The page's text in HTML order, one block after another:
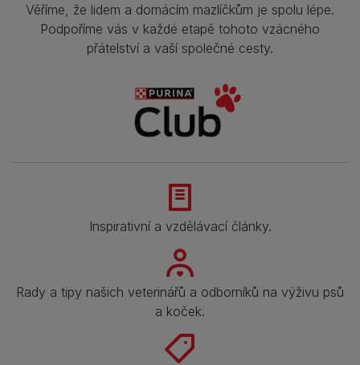
Věříme, že lidem a domácím mazlíčkům je spolu lépe.
Podpoříme vás v každé etapě tohoto vzácného
přátelství a vaší společné cesty.
Inspirativní a vzdělávací články.
Rady a tipy našich veterinářů a odborníků na výživu psů
a koček.